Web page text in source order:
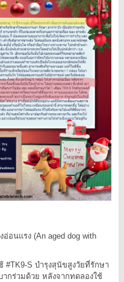
อ่อนแรง(An aged dog with
#TK9-S บำรุงสุนัขสูงวัยที่รักษา
กร่วมด้วย หลังจากทดลองใช้